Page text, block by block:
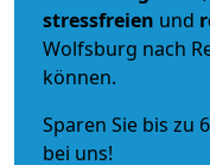
stressfreien und
Wolfsburg nach
können.
Sparen Sie bis zu
bei uns!